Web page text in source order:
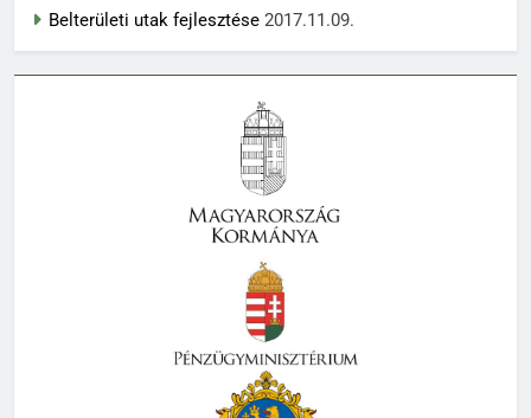
Belterületi utak fejlesztése 2017.11.09.